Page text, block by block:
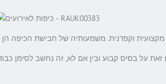
וקפדנית. משמעותיה של חבישת הכיפה הן
על בסיס קבוע ובין אם לא, זה נחשב לסימן